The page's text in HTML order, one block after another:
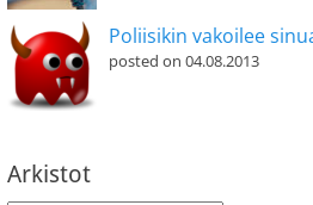
Poliisikin vakoilee
posted on 04.08.2013
Arkistot